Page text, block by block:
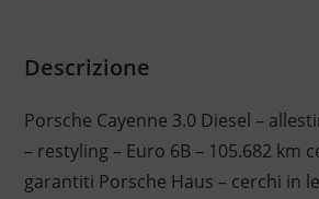
Descrizione
Porsche Cayenne 3.0 Diesel –
– restyling – Euro 6B – 105.682 km
garantiti Porsche Haus – cerchi in